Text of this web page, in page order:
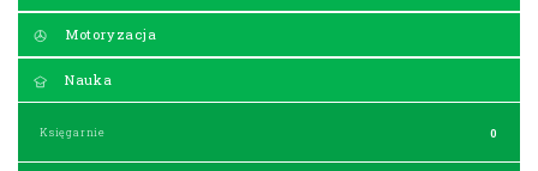
Motoryzacja
Nauka
Księgarnie 0